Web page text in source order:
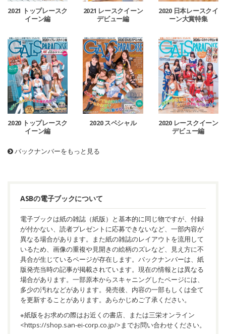
2021 トップレースク
イーン編
2021 レースクイーン
デビュー編
2020 日本レースクイ
ーン大賞特集
2020 トップレースク
イーン編
2020 スペシャル
2020 レースクイーン
デビュー編
バックナンバーをもっと見る
ASBの電子ブックについて
電子ブックは紙の雑誌（紙版）と基本的に同じ物ですが、付録
が付かない、読者プレゼントに応募できないなど、一部内容が
異なる場合があります。また紙の雑誌のレイアウトを流用して
いるため、画像の重複や見開きの絵柄のズレなど、見え方に不
具合が生じているページが存在します。バックナンバーは、紙
版発売当時の記事が掲載されています。現在の情報とは異なる
場合があります。一部原本からスキャニングしたページには、
多少の汚れなどがあります。発売後、内容の一部もしくは全て
を更新することがあります。あらかじめご了承ください。
※紙版をお求めの際はお近くの書店、または三栄オンライン
<https://shop.san-ei-corp.co.jp/>までお問い合わせください。